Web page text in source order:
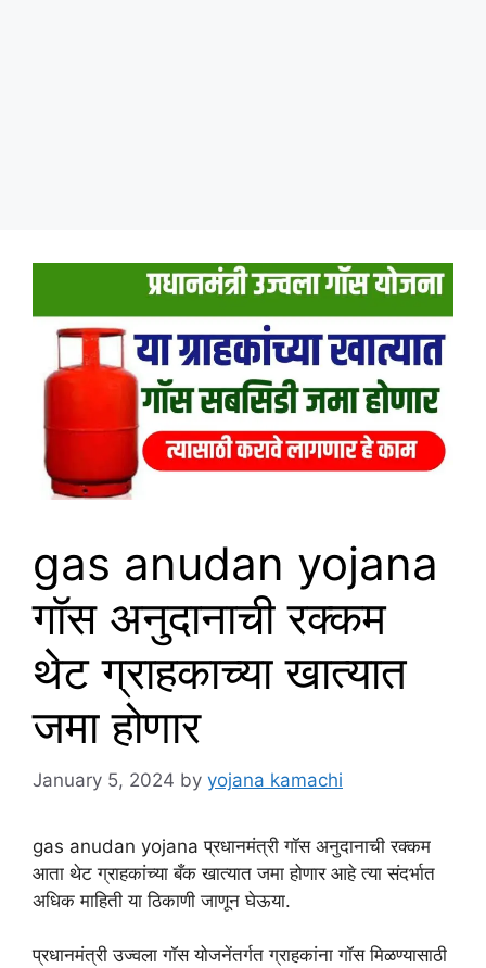
gas anudan yojana
गॉस अनुदानाची रक्कम
थेट ग्राहकाच्या खात्यात
जमा होणार
January 5, 2024 by yojana kamachi
gas anudan yojana प्रधानमंत्री गॉस अनुदानाची रक्कम
आता थेट ग्राहकांच्या बँक खात्यात जमा होणार आहे त्या संदर्भात
अधिक माहिती या ठिकाणी जाणून घेऊया.
प्रधानमंत्री उज्वला गॉस योजनेंतर्गत ग्राहकांना गॉस मिळण्यासाठी